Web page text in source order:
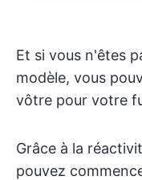
Et si vous n'êtes
modèle, vous
vôtre pour votre
Grâce à la
pouvez